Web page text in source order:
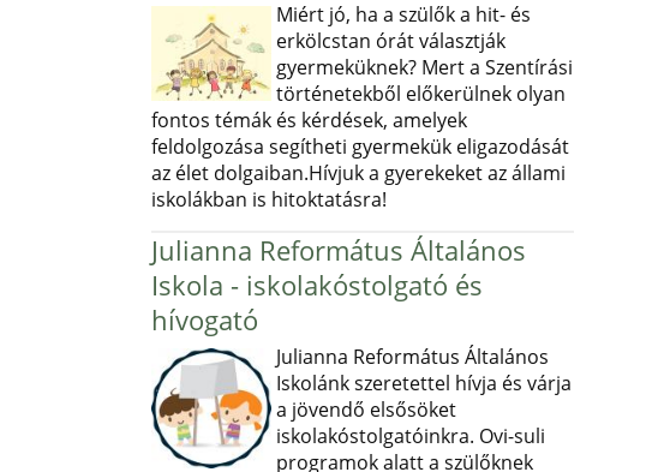
Miért jó, ha a szülők a hit- és
erkölcstan órát választják
gyermeküknek? Mert a Szentírási
történetekből előkerülnek olyan
fontos témák és kérdések, amelyek
feldolgozása segítheti gyermekük eligazodását
az élet dolgaiban.Hívjuk a gyerekeket az állami
iskolákban is hitoktatásra!
Julianna Református Általános
Iskola - iskolakóstolgató és
hívogató
Julianna Református Általános
Iskolánk szeretettel hívja és várja
a jövendő elsősöket
iskolakóstolgatóinkra. Ovi-suli
programok alatt a szülőknek